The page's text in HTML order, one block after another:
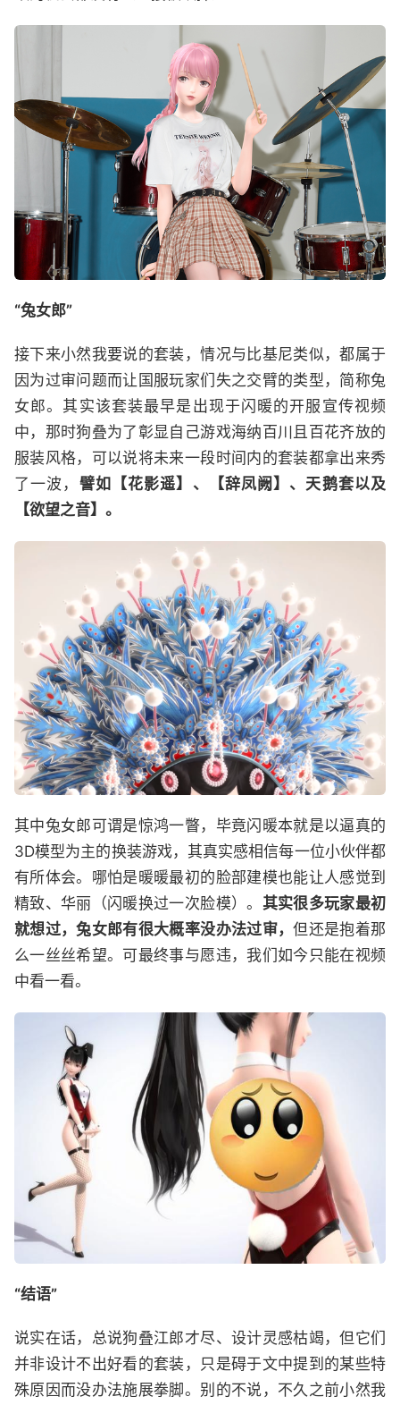
“兔女郎”
接下来小然我要说的套装，情况与比基尼类似，都属于
因为过审问题而让国服玩家们失之交臂的类型，简称兔
女郎。其实该套装最早是出现于闪暖的开服宣传视频
中，那时狗叠为了彰显自己游戏海纳百川且百花齐放的
服装风格，可以说将未来一段时间内的套装都拿出来秀
了一波， 譬如【花影遥】、【辞凤阙】、天鹅套以及
【欲望之音】。
其中兔女郎可谓是惊鸿一瞥，毕竟闪暖本就是以逼真的
3D模型为主的换装游戏，其真实感相信每一位小伙伴都
有所体会。哪怕是暖暖最初的脸部建模也能让人感觉到
精致、华丽（闪暖换过一次脸模）。 其实很多玩家最初
就想过，兔女郎有很大概率没办法过审，但还是抱着那
么一丝丝希望。可最终事与愿违，我们如今只能在视频
中看一看。
“结语”
说实在话，总说狗叠江郎才尽、设计灵感枯竭，但它们
并非设计不出好看的套装，只是碍于文中提到的某些特
殊原因而没办法施展拳脚。别的不说，不久之前小然我